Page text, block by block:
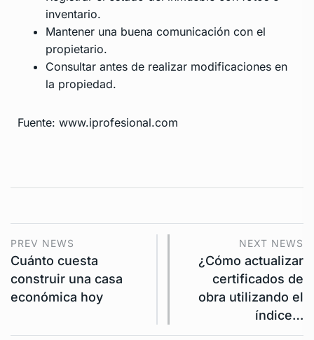
inventario.
Mantener una buena comunicación con el
propietario.
Consultar antes de realizar modificaciones en
la propiedad.
Fuente: www.iprofesional.com
PREV NEWS
Cuánto cuesta
construir una casa
económica hoy
NEXT NEWS
¿Cómo actualizar
certificados de
obra utilizando el
índice…